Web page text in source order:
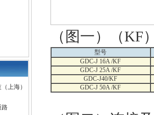
上海）
路
（图一）（KF
型号
GDC-J 16A/KF
GDC-J 25A/KF
GDC-J40/KF
GDC-J 50A/KF